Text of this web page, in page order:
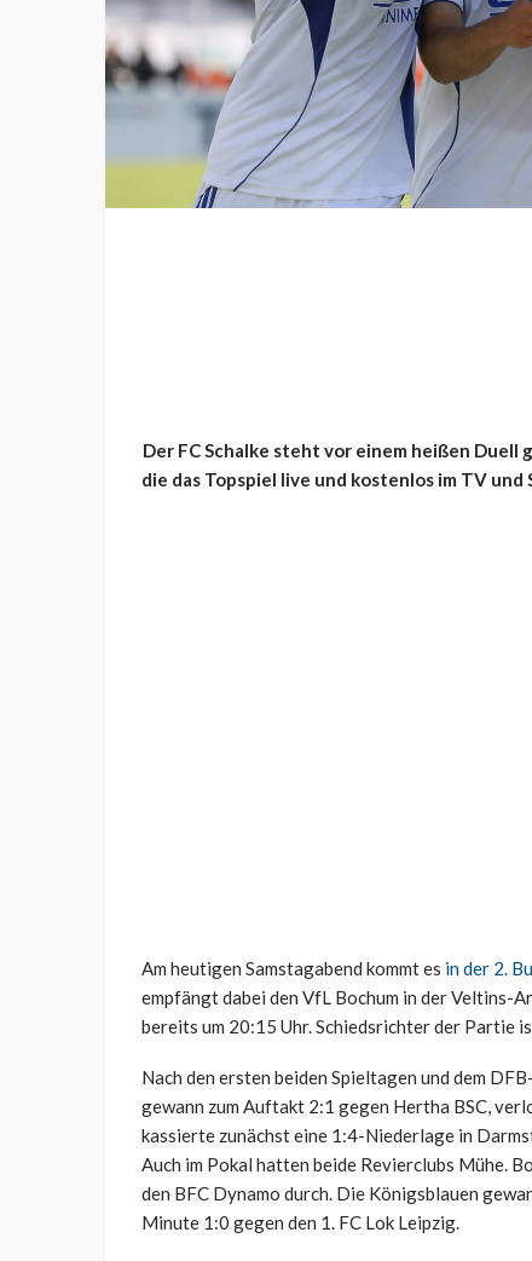
Der FC Schalke steht vor einem heißen Duell
die das Topspiel live und kostenlos im TV
Am heutigen Samstagabend kommt es in der 2.
empfängt dabei den VfL Bochum in der Veltins-
bereits um 20:15 Uhr. Schiedsrichter der Partie
Nach den ersten beiden Spieltagen und dem
gewann zum Auftakt 2:1 gegen Hertha BSC,
kassierte zunächst eine 1:4-Niederlage in
Auch im Pokal hatten beide Revierclubs Mühe.
den BFC Dynamo durch. Die Königsblauen
Minute 1:0 gegen den 1. FC Lok Leipzig.